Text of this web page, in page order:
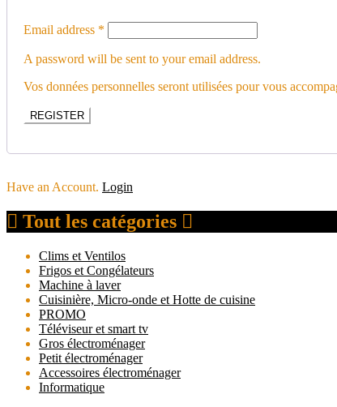
Email address *
A password will be sent to your email address.
Vos données personnelles seront utilisées pour vous
REGISTER
Have an Account. Login
Tout les catégories
Clims et Ventilos
Frigos et Congélateurs
Machine à laver
Cuisinière, Micro-onde et Hotte de cuisine
PROMO
Téléviseur et smart tv
Gros électroménager
Petit électroménager
Accessoires électroménager
Informatique